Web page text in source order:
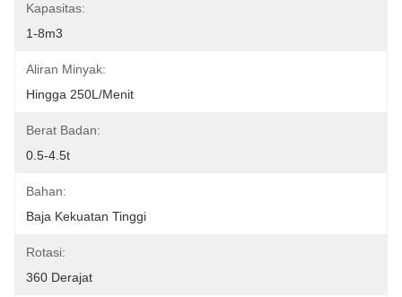
Kapasitas:
1-8m3
Aliran Minyak:
Hingga 250L/menit
Berat Badan:
0.5-4.5t
Bahan:
Baja Kekuatan Tinggi
Rotasi:
360 Derajat